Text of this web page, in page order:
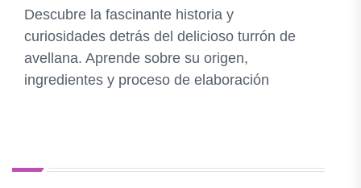
Descubre la fascinante historia y
curiosidades detrás del delicioso turrón de
avellana. Aprende sobre su origen,
ingredientes y proceso de elaboración